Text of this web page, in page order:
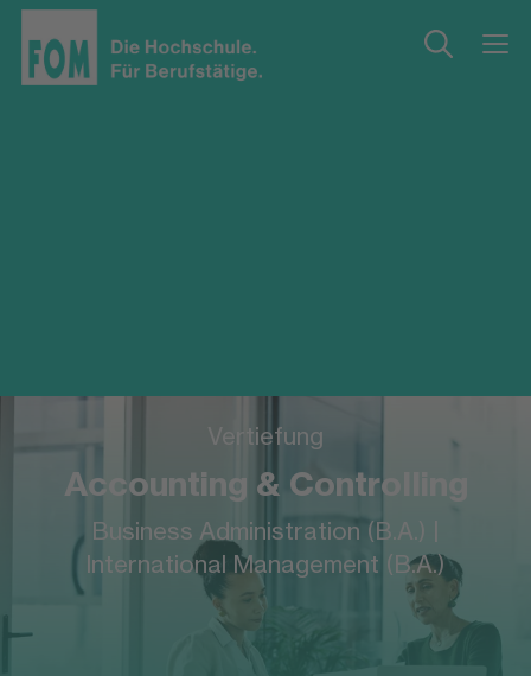
Vertiefung
Accounting & Controlling
Business Administration (B.A.) |
International Management (B.A.)